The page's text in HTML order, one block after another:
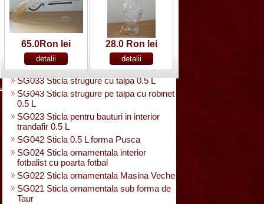
SG025 Sticla carte vizita 0.35 L
SG032 Sticla pentru bauturi0.35 L
rasucita
SG029 Sticla rasucita cu numar
SG038 Sticla pentru bauturi cu 2 pahare
SG031 Sticla forma para 0.5 L cu talpa
SG033 Sticla strugure cu talpa 0.5 L
SG043 Sticla strugure pe talpa cu robinet
0.5 L
SG023 Sticla pentru bauturi in interior
trandafir 0.5 L
SG042 Sticla 0.5 L forma Pusca
SG024 Sticla ornamentala interior
fotbalist cu poarta fotbal
SG022 Sticla ornamentala Masina Veche
SG021 Sticla ornamentala sub forma de
Taur
65.0Ron lei 28.0 Ron lei
acasa contact cum cumpar